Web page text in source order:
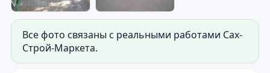
Все фото связаны с реальными работами Сах-
Строй-Маркета.